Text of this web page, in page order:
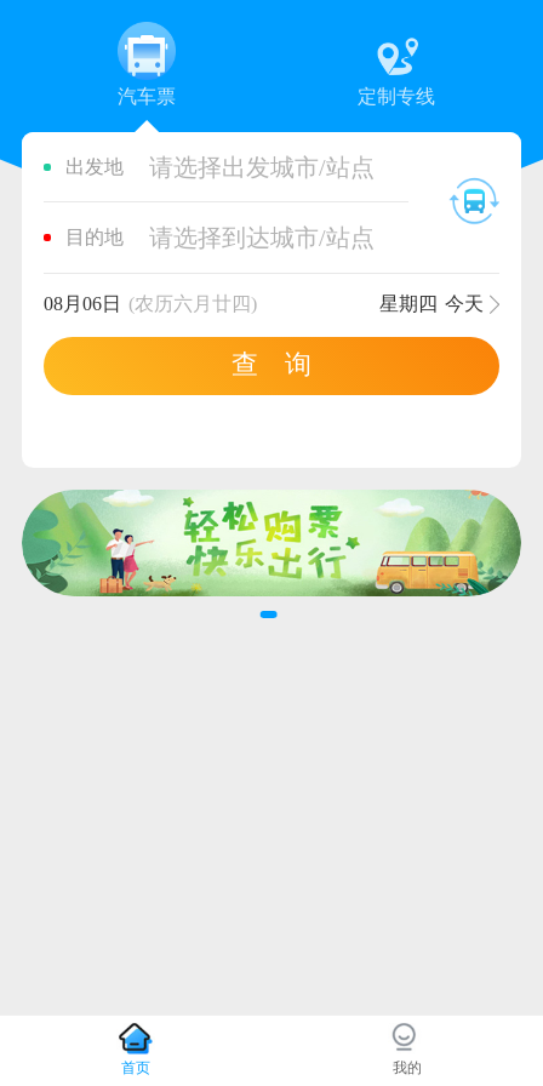
汽车票 定制专线
出发地 请选择出发城市/站点
目的地 请选择到达城市/站点
08月06日 (农历六月廿四) 星期四 今天
查 询
首页 我的